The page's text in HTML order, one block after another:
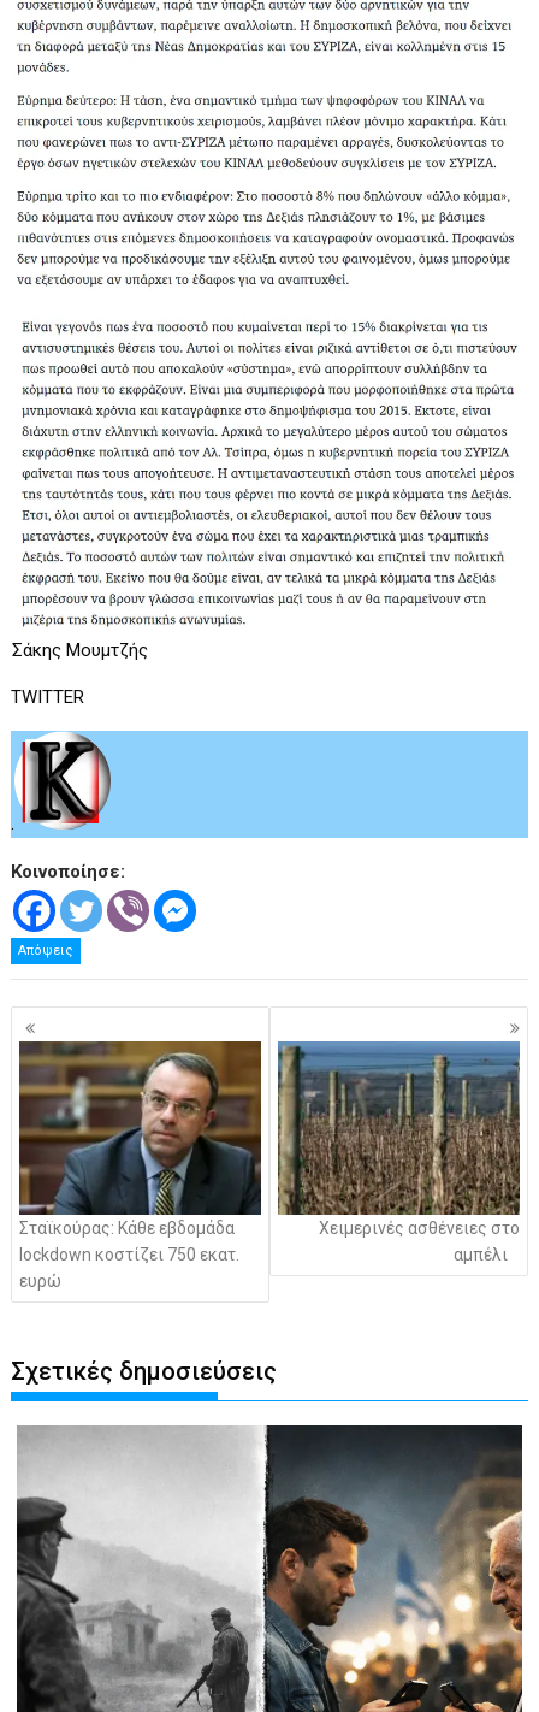
Σάκης Μουμτζής
TWITTER
.
Κοινοποίησε:
Απόψεις
Πλοήγηση
άρθρων
Σταϊκούρας: Κάθε εβδομάδα
lockdown κοστίζει 750 εκατ.
ευρώ
Χειμερινές ασθένειες στο
αμπέλι
Σχετικές δημοσιεύσεις